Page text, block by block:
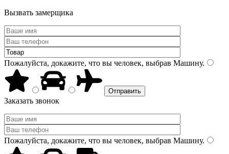
Вызвать замерщика
Пожалуйста, докажите, что вы человек, выбрав Машину.
Заказать звонок
Пожалуйста, докажите, что вы человек, выбрав Машину.